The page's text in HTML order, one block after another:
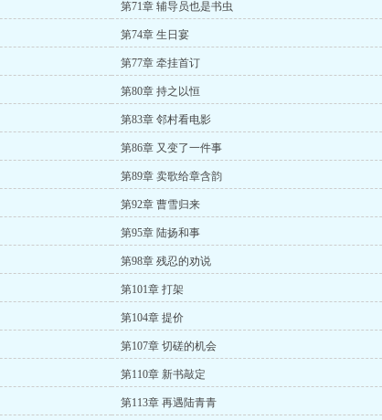
第71章 辅导员也是书虫
第74章 生日宴
第77章 牵挂首订
第80章 持之以恒
第83章 邻村看电影
第86章 又变了一件事
第89章 卖歌给章含韵
第92章 曹雪归来
第95章 陆扬和事
第98章 残忍的劝说
第101章 打架
第104章 提价
第107章 切磋的机会
第110章 新书敲定
第113章 再遇陆青青